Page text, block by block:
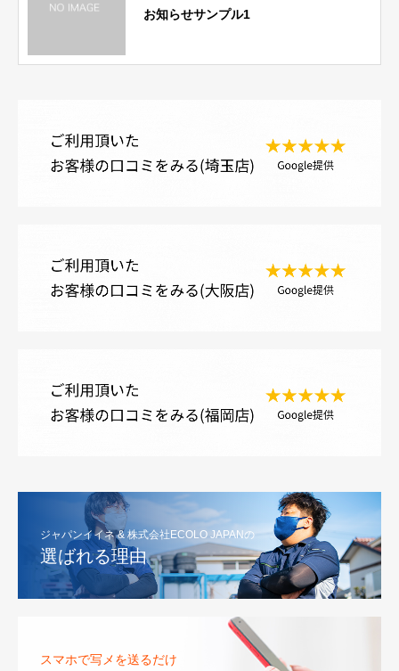
お知らせサンプル1
ジャパンイイネ & 株式会社ECOLO JAPANの
選ばれる理由
スマホで写メを送るだけ